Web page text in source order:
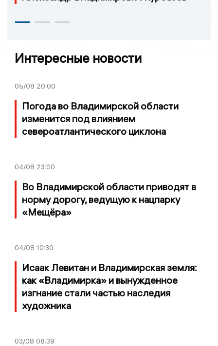
Интересные новости
05/08 20:00
Погода во Владимирской области
изменится под влиянием
североатлантического циклона
04/08 23:00
Во Владимирской области приводят в
норму дорогу, ведущую к нацпарку
«Мещёра»
04/08 10:30
Исаак Левитан и Владимирская земля:
как «Владимирка» и вынужденное
изгнание стали частью наследия
художника
03/08 08:39